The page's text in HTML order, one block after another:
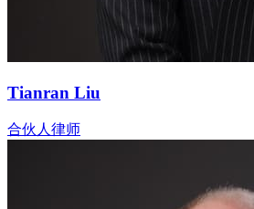
Tianran Liu
合伙人律师